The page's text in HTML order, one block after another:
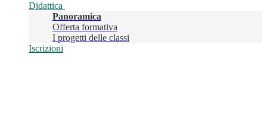
Didattica
Panoramica
Offerta formativa
I progetti delle classi
Iscrizioni